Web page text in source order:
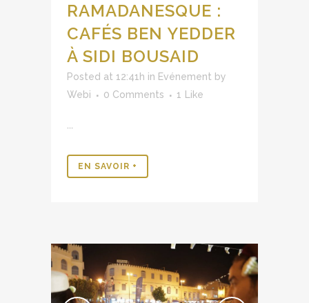
RAMADANESQUE :
CAFÉS BEN YEDDER
À SIDI BOUSAID
Posted at 12:41h in Evénement by
Webi
0 Comments 1 Like
EN SAVOIR +